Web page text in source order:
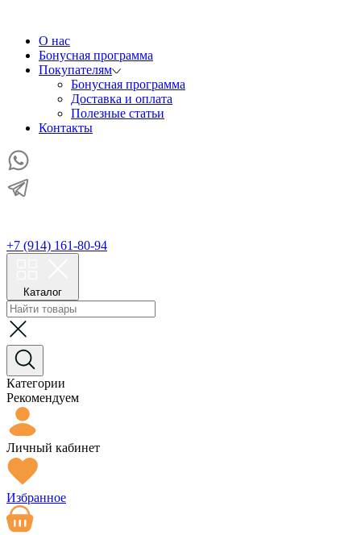
О нас
Бонусная программа
Покупателям
Бонусная программа
Доставка и оплата
Полезные статьи
Контакты
+7 (914) 161-80-94
Каталог
Категории
Рекомендуем
Личный кабинет
Избранное